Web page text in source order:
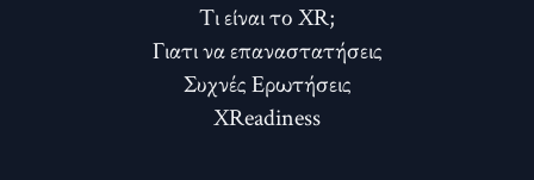
Τι είναι το XR;
Γιατι να επαναστατήσεις
Συχνές Ερωτήσεις
XReadiness